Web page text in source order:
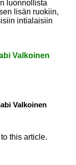
luonnollista
lisän ruokiin,
intialaisiin
Valkoinen
Valkoinen
this article.